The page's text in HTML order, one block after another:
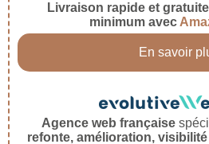
Livraison rapide et
minimum avec
En savoir
Agence web française
refonte, amélioration,